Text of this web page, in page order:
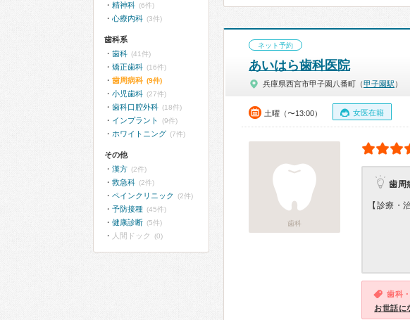
ネット予約
あいはら歯科医院
兵庫県西宮市甲子園八番町（甲子園駅 ）
土曜（〜13:00） 女医在籍
歯科
歯周
【診療・
歯科
お世話に
精神科 (6件)
心療内科 (3件)
歯科系
歯科 (41件)
矯正歯科 (16件)
歯周病科 (9件)
小児歯科 (27件)
歯科口腔外科 (18件)
インプラント (9件)
ホワイトニング (7件)
その他
漢方 (2件)
救急科 (2件)
ペインクリニック (2件)
予防接種 (45件)
健康診断 (5件)
人間ドック (0)